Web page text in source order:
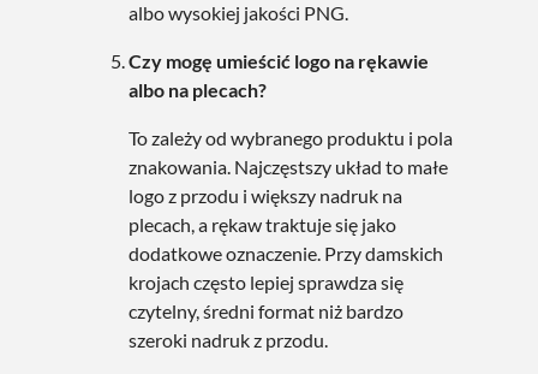
albo wysokiej jakości PNG.
Czy mogę umieścić logo na rękawie
albo na plecach?
To zależy od wybranego produktu i pola
znakowania. Najczęstszy układ to małe
logo z przodu i większy nadruk na
plecach, a rękaw traktuje się jako
dodatkowe oznaczenie. Przy damskich
krojach często lepiej sprawdza się
czytelny, średni format niż bardzo
szeroki nadruk z przodu.